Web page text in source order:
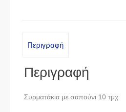
Περιγραφή
Περιγραφή
Συρματάκια με σαπούνι 10 τμχ